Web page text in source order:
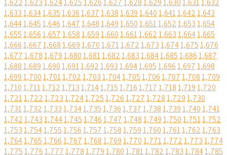
1,6221,6231,6241,6251,6261,6271,6281,6291,6301,6311,632
1,6331,6341,6351,6361,6371,6381,6391,6401,6411,6421,643
1,6441,6451,6461,6471,6481,6491,6501,6511,6521,6531,654
1,6551,6561,6571,6581,6591,6601,6611,6621,6631,6641,665
1,6661,6671,6681,6691,6701,6711,6721,6731,6741,6751,676
1,6771,6781,6791,6801,6811,6821,6831,6841,6851,6861,687
1,6881,6891,6901,6911,6921,6931,6941,6951,6961,6971,698
1,6991,7001,7011,7021,7031,7041,7051,7061,7071,7081,709
1,7101,7111,7121,7131,7141,7151,7161,7171,7181,7191,720
1,7211,7221,7231,7241,7251,7261,7271,7281,7291,730
1,7311,7321,7331,7341,7351,7361,7371,7381,7391,7401,741
1,7421,7431,7441,7451,7461,7471,7481,7491,7501,7511,752
1,7531,7541,7551,7561,7571,7581,7591,7601,7611,7621,763
1,7641,7651,7661,7671,7681,7691,7701,7711,7721,7731,774
1,7751,7761,7771,7781,7791,7801,7811,7821,7831,7841,785